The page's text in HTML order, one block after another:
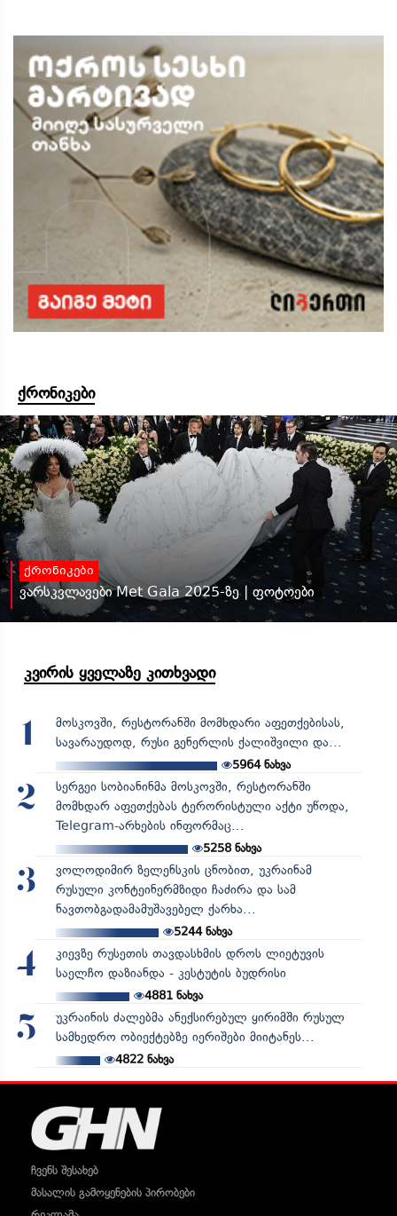
ქრონიკები
ქრონიკები
ვარსკვლავები Met Gala 2025-ზე | ფოტოები
კვირის ყველაზე კითხვადი
1
მოსკოვში, რესტორანში მომხდარი აფეთქებისას,
სავარაუდოდ, რუსი გენერლის ქალიშვილი და...
5964ნახვა
2
სერგეი სობიანინმა მოსკოვში, რესტორანში
მომხდარ აფეთქებას ტერორისტული აქტი უწოდა,
Telegram-არხების ინფორმაც...
5258ნახვა
3
ვოლოდიმირ ზელენსკის ცნობით, უკრაინამ
რუსული კონტეინერმზიდი ჩაძირა და სამ
ნავთობგადამამუშავებელ ქარხა...
5244ნახვა
4
კიევზე რუსეთის თავდასხმის დროს ლიეტუვის
საელჩო დაზიანდა - კესტუტის ბუდრისი
4881ნახვა
5
უკრაინის ძალებმა ანექსირებულ ყირიმში რუსულ
სამხედრო ობიექტებზე იერიშები მიიტანეს...
4822ნახვა
ჩვენს შესახებ
მასალის გამოყენების პირობები